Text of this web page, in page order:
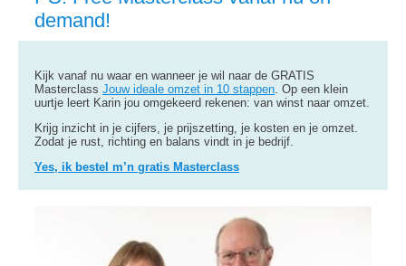
demand!
Kijk vanaf nu waar en wanneer je wil naar de GRATIS
Masterclass Jouw ideale omzet in 10 stappen. Op een klein
uurtje leert Karin jou omgekeerd rekenen: van winst naar omzet.
Krijg inzicht in je cijfers, je prijszetting, je kosten en je omzet.
Zodat je rust, richting en balans vindt in je bedrijf.
Yes, ik bestel m’n gratis Masterclass